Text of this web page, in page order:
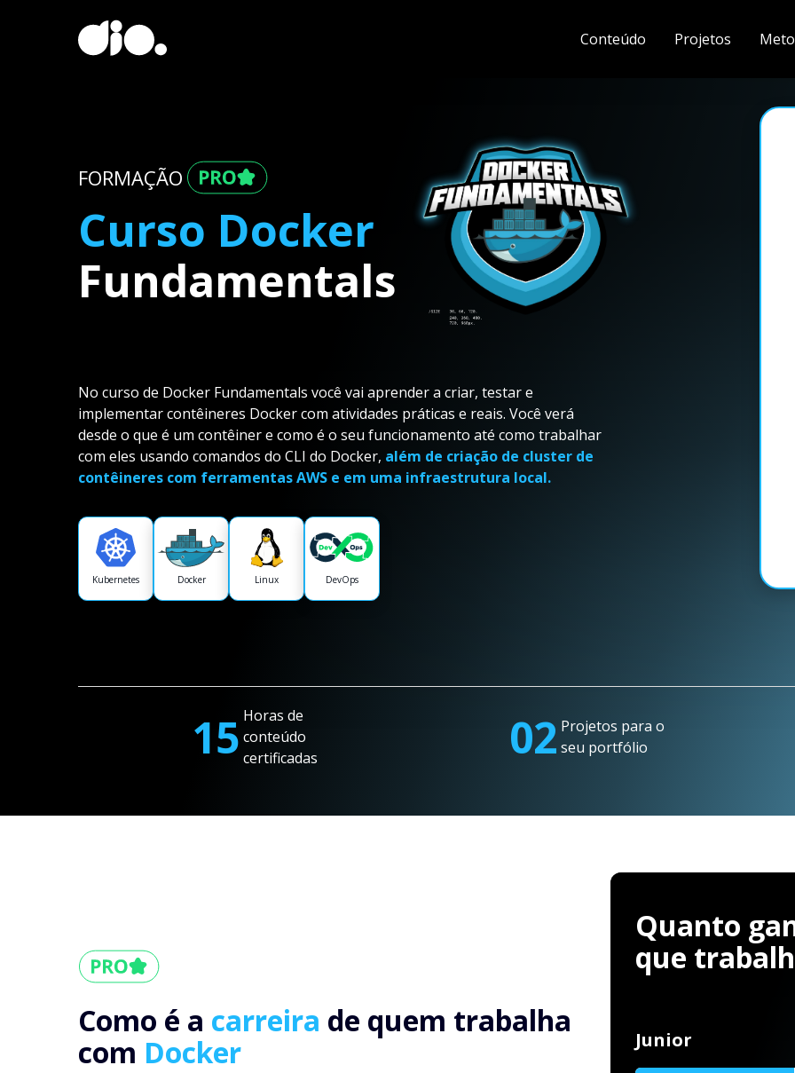
Conteúdo Projetos
FORMAÇÃO
Curso Docker
Fundamentals
No curso de Docker Fundamentals você vai aprender a criar, testar e
implementar contêineres Docker com atividades práticas e reais. Você verá
desde o que é um contêiner e como é o seu funcionamento até como trabalhar
com eles usando comandos do CLI do Docker, além de criação de cluster de
contêineres com ferramentas AWS e em uma infraestrutura local.
Kubernetes Docker Linux DevOps
15 Horas de
conteúdo
certificadas
02 Projetos para o
seu portfólio
Como é a carreira de quem trabalha
com Docker
Quanto
que
Junior